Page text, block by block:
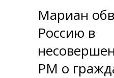
Мариан
Россию в
РМ о